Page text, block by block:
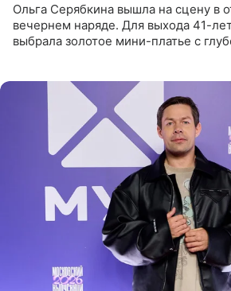
Ольга Серябкина вышла на сцену в
вечернем наряде. Для выхода 41-
выбрала золотое мини-платье с